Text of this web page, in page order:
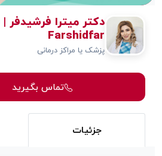
Farshidfar
پزشک یا مراکز درمانی
تماس بگیرید
جزئیات